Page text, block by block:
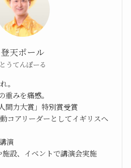
登天ポール
とうてんぽーる
。
重みを痛感。
間力大賞」特別賞受賞
コアリーダーとしてイギリスへ
演
施設、イベントで講演会実施